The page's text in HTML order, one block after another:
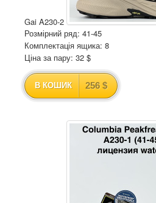
Gai A230-2
Розмірний ряд: 41-45
Комплектація ящика: 8
Ціна за пару: 32 $
В КОШИК 256 $